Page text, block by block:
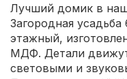
Лучший домик в
Загородная
этажный,
МДФ. Детали
световыми и